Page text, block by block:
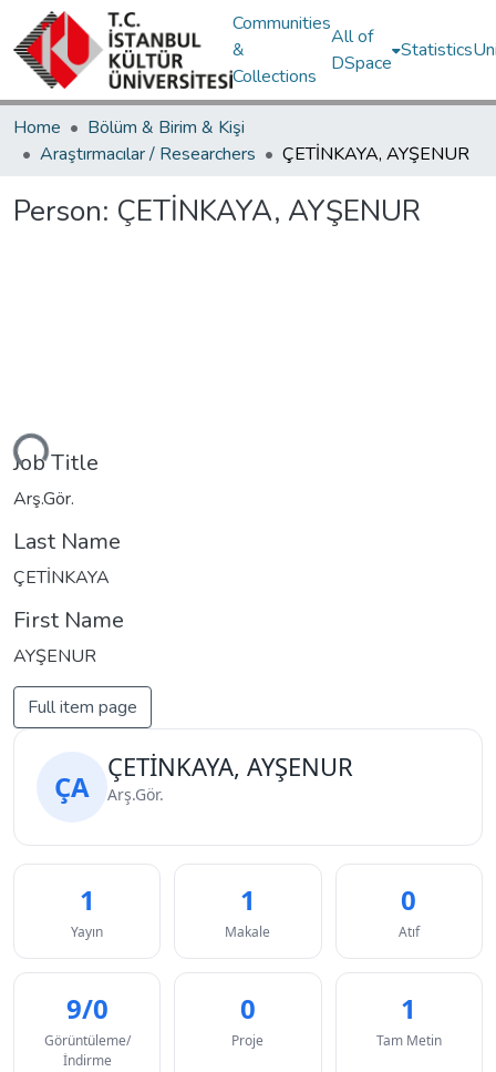
Communities
&
Collections
All of
DSpace
Statistics
Home
Bölüm & Birim & Kişi
Araştırmacılar / Researchers
ÇETİNKAYA, AYŞENUR
Person: ÇETİNKAYA, AYŞENUR
Loading...
Job Title
Arş.Gör.
Last Name
ÇETİNKAYA
First Name
AYŞENUR
Full item page
ÇA
ÇETİNKAYA, AYŞENUR
Arş.Gör.
1
Yayın
1
Makale
0
Atıf
9/0
Görüntüleme/
İndirme
0
Proje
1
Tam Metin